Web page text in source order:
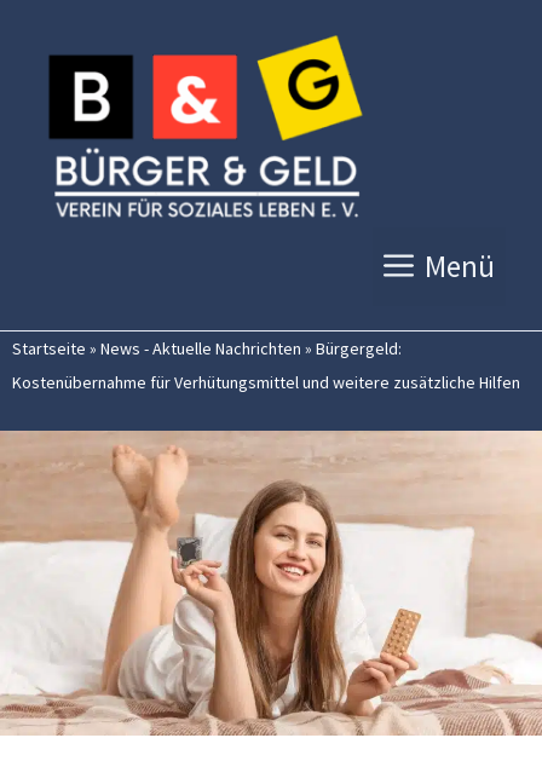
Inhalt
springen
Menü
Startseite » News - Aktuelle Nachrichten » Bürgergeld:
Kostenübernahme für Verhütungsmittel und weitere zusätzliche Hilfen